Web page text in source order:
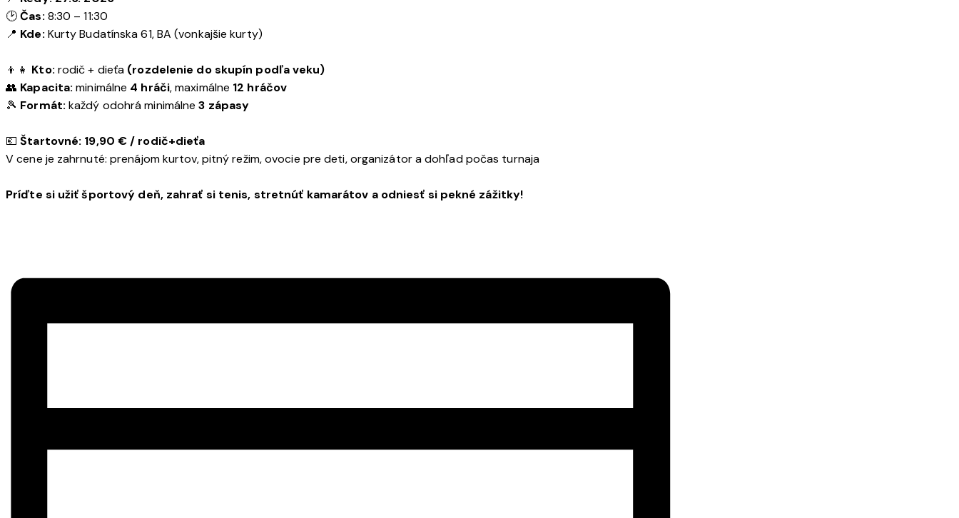
🕑Čas: 8:30 – 11:30
📍 Kde: Kurty Budatínska 61, BA (vonkajšie kurty)
👦👧 Kto: rodič + dieťa (rozdelenie do skupín podľa veku)
👥 Kapacita: minimálne 4 hráči, maximálne 12 hráčov
🎾 Formát: každý odohrá minimálne3 zápasy
💶Štartovné: 19,90 € / rodič+dieťa
V cene je zahrnuté: prenájom kurtov, pitný režim, ovocie pre deti, organizátor a dohľad počas turnaja
Príďte si užiť športový deň, zahrať si tenis, stretnúť kamarátov a odniesť si pekné zážitky!